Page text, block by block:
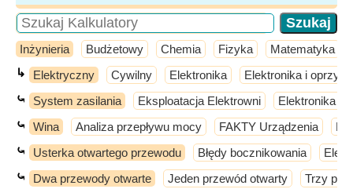
Inżynieria Budżetowy Chemia Fizyka Matematyka
↳ Elektryczny Cywilny Elektronika Elektronika i
⤿ System zasilania Eksploatacja Elektrowni Elektronika
⤿ Wina Analiza przepływu mocy FAKTY Urządzenia
⤿ Usterka otwartego przewodu Błędy bocznikowania
⤿ Dwa przewody otwarte Jeden przewód otwarty Trzy